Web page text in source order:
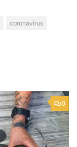
coronavirus
0